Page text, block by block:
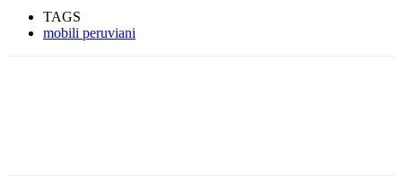
TAGS
mobili peruviani